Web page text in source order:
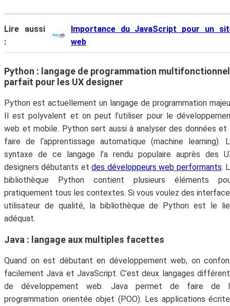
Lire aussi
:
Importance du JavaScript pour un
web
Python : langage de programmation multifonctionnel
parfait pour les UX designer
Python est actuellement un langage de programmation
Il est polyvalent et on peut l’utiliser pour le
web et mobile. Python sert aussi à analyser des données et
faire de l‘apprentissage automatique (machine learning).
syntaxe de ce langage l’a rendu populaire auprès des
designers débutants etdes développeurs web performants.
bibliothèque Python contient plusieurs éléments
pratiquement tous les contextes. Si vous voulez des
utilisateur de qualité, la bibliothèque de Python est le
adéquat.
Java : langage aux multiples facettes
Quand on est débutant en développement web, on
facilement Java et JavaScript. C’est deux langages
de développement web. Java permet de faire de
programmation orientée objet (POO). Les applications